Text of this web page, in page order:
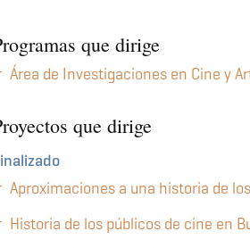
que dirige
Área de Investigaciones en Cine y
que dirige
Aproximaciones a una historia de
Historia de los públicos de cine en